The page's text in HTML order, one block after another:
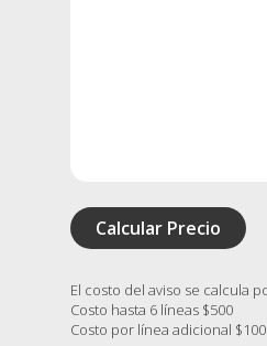
Calcular Precio
El costo del aviso se calcula
Costo hasta 6 líneas $500
Costo por línea adicional $100